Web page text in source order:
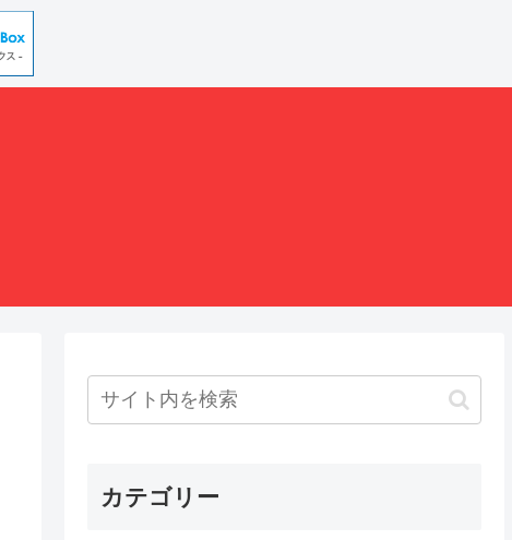
カテゴリー